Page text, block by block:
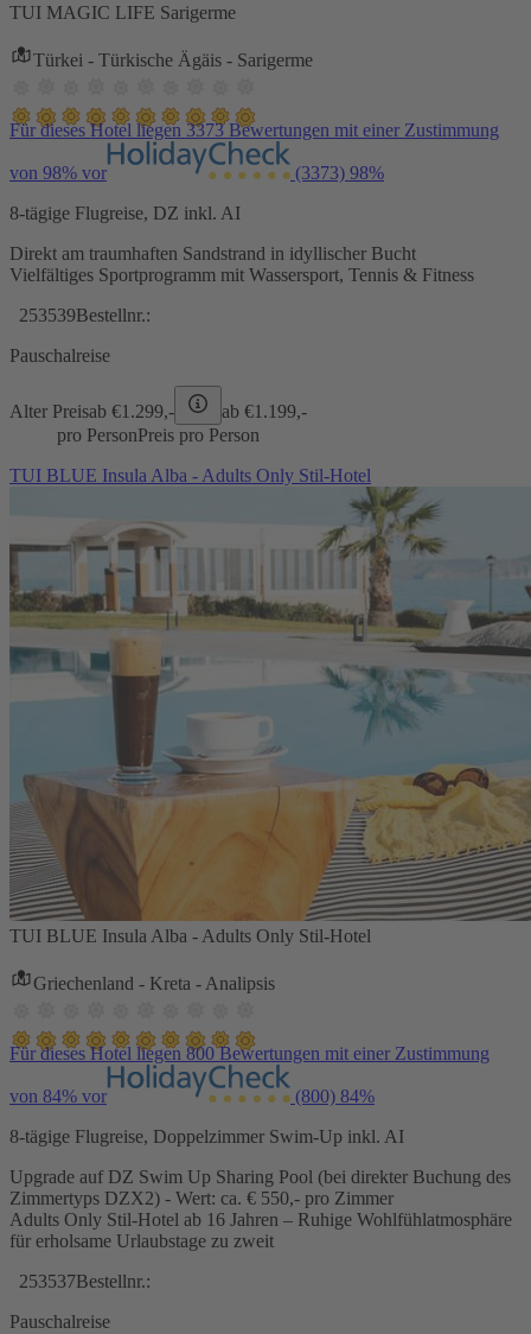
TUI MAGIC LIFE Sarigerme
Türkei - Türkische Ägäis - Sarigerme
Für dieses Hotel liegen 3373 Bewertungen mit einer Zustimmung
von 98% vor (3373) 98%
8-tägige Flugreise, DZ inkl. AI
Direkt am traumhaften Sandstrand in idyllischer Bucht
Vielfältiges Sportprogramm mit Wassersport, Tennis & Fitness
253539Bestellnr.:
Pauschalreise
Alter Preisab €1.299,- ab €1.199,-
pro PersonPreis pro Person
TUI BLUE Insula Alba - Adults Only Stil-Hotel
TUI BLUE Insula Alba - Adults Only Stil-Hotel
Griechenland - Kreta - Analipsis
Für dieses Hotel liegen 800 Bewertungen mit einer Zustimmung
von 84% vor (800) 84%
8-tägige Flugreise, Doppelzimmer Swim-Up inkl. AI
Upgrade auf DZ Swim Up Sharing Pool (bei direkter Buchung des
Zimmertyps DZX2) - Wert: ca. € 550,- pro Zimmer
Adults Only Stil-Hotel ab 16 Jahren – Ruhige Wohlfühlatmosphäre
für erholsame Urlaubstage zu zweit
253537Bestellnr.:
Pauschalreise